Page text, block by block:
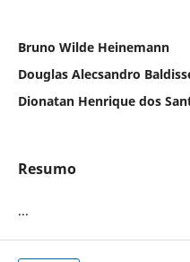
Bruno Wilde Heinemann
Douglas Alecsandro
Dionatan Henrique dos
Resumo
...